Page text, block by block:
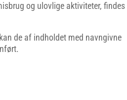
og ulovlige aktiviteter, findes
de af indholdet med navngivne